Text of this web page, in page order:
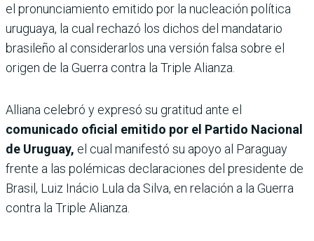
el pronunciamiento emitido por la nucleación política
uruguaya, la cual rechazó los dichos del mandatario
brasileño al considerarlos una versión falsa sobre el
origen de la Guerra contra la Triple Alianza.
Alliana celebró y expresó su gratitud ante el
comunicado oficial emitido por el Partido Nacional
de Uruguay, el cual manifestó su apoyo al Paraguay
frente a las polémicas declaraciones del presidente de
Brasil, Luiz Inácio Lula da Silva, en relación a la Guerra
contra la Triple Alianza.